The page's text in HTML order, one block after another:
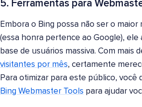
5. Ferramentas para
Embora o Bing possa não ser o maior
(essa honra pertence ao Google), ele
base de usuários massiva. Com mais
visitantes por mês, certamente
Para otimizar para este público, você
Bing Webmaster Tools para ajudar